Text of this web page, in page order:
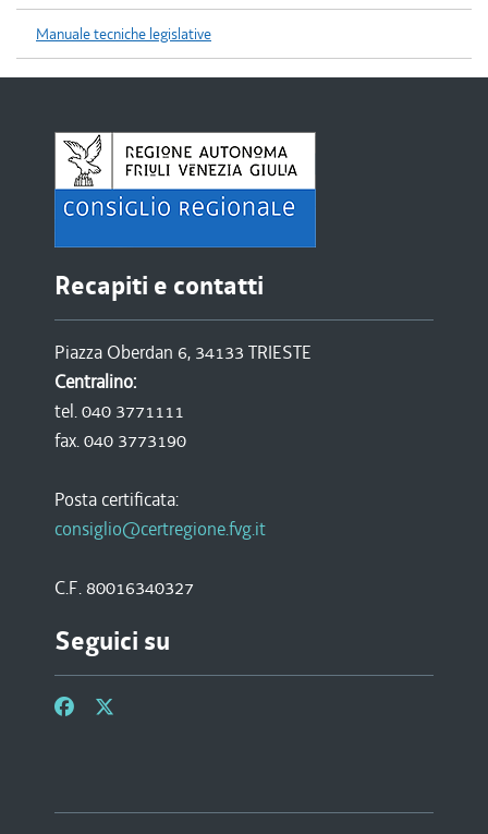
Manuale tecniche legislative
Recapiti e contatti
Piazza Oberdan 6, 34133 TRIESTE
Centralino:
tel. 040 3771111
fax. 040 3773190
Posta certificata:
consiglio@certregione.fvg.it
C.F. 80016340327
Seguici su